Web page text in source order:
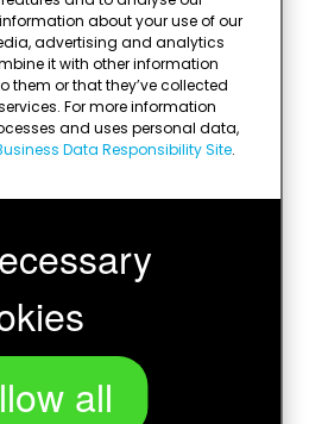
about your use of our
advertising and analytics
it with other information
them or that they’ve collected
For more information
and uses personal data,
Data Responsibility Site.
all